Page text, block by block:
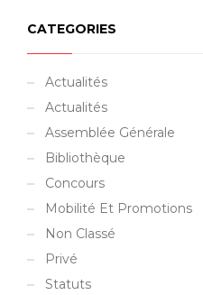
CATEGORIES
Actualités
Actualités
Assemblée Générale
Bibliothèque
Concours
Mobilité Et Promotions
Non Classé
Privé
Statuts